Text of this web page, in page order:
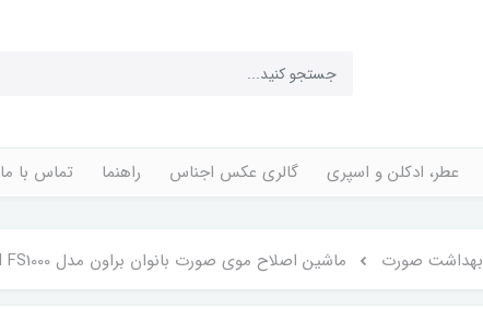
عطر، ادکلن و اسپری گالری عکس اجناس راهنما تماس با ما
بهداشت صورت ماشین اصلاح موی صورت بانوان براون مدل BRAUN FS1000